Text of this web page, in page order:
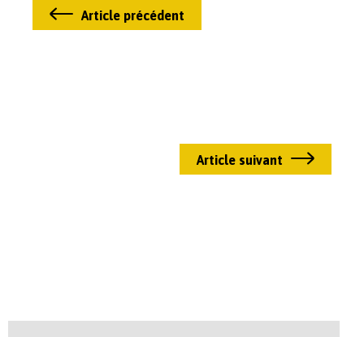
Article précédent
Article suivant